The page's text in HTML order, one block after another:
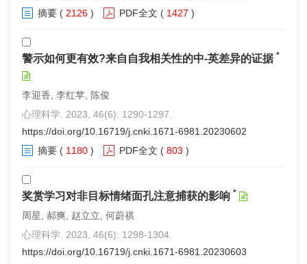
摘要 ( 2126 ) PDF全文 ( 1427 )
警示如何更有效?来自自我相关性的中-英差异的证据 *
李迎香, 李红苹, 陈俊
心理科学. 2023, 46(6): 1290-1297.
https://doi.org/10.16719/j.cnki.1671-6981.20230602
摘要 ( 1180 ) PDF全文 ( 803 )
奖赏学习对非目标情绪面孔注意捕获的影响 *
周星, 郝爽, 赵立立, 何蔚祺
心理科学. 2023, 46(6): 1298-1304.
https://doi.org/10.16719/j.cnki.1671-6981.20230603